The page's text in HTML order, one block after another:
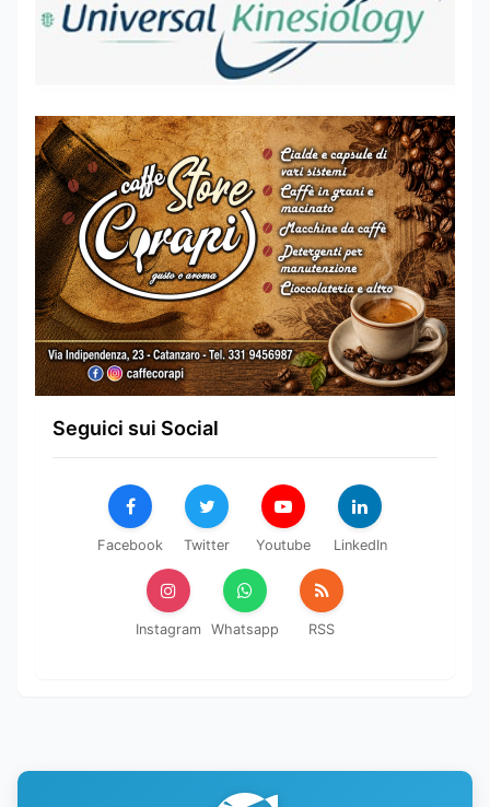
Seguici sui Social
Facebook Twitter Youtube LinkedIn
Instagram Whatsapp RSS